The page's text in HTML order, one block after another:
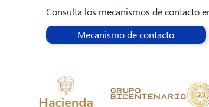
Consulta los mecanismos de contacto
Mecanismo de contacto